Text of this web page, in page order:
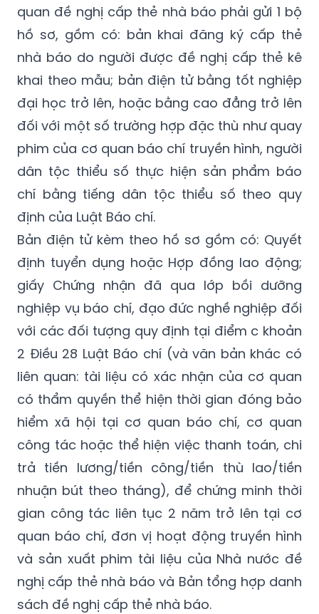
quan đề nghị cấp thẻ nhà báo phải gửi 1 bộ
hồ sơ, gồm có: bản khai đăng ký cấp thẻ
nhà báo do người được đề nghị cấp thẻ kê
khai theo mẫu; bản điện tử bằng tốt nghiệp
đại học trở lên, hoặc bằng cao đẳng trở lên
đối với một số trường hợp đặc thù như quay
phim của cơ quan báo chí truyền hình, người
dân tộc thiểu số thực hiện sản phẩm báo
chí bằng tiếng dân tộc thiểu số theo quy
định của Luật Báo chí.
Bản điện tử kèm theo hồ sơ gồm có: Quyết
định tuyển dụng hoặc Hợp đồng lao động;
giấy Chứng nhận đã qua lớp bồi dưỡng
nghiệp vụ báo chí, đạo đức nghề nghiệp đối
với các đối tượng quy định tại điểm c khoản
2 Điều 28 Luật Báo chí (và văn bản khác có
liên quan: tài liệu có xác nhận của cơ quan
có thẩm quyền thể hiện thời gian đóng bảo
hiểm xã hội tại cơ quan báo chí, cơ quan
công tác hoặc thể hiện việc thanh toán, chi
trả tiền lương/tiền công/tiền thù lao/tiền
nhuận bút theo tháng), để chứng minh thời
gian công tác liên tục 2 năm trở lên tại cơ
quan báo chí, đơn vị hoạt động truyền hình
và sản xuất phim tài liệu của Nhà nước đề
nghị cấp thẻ nhà báo và Bản tổng hợp danh
sách đề nghị cấp thẻ nhà báo.